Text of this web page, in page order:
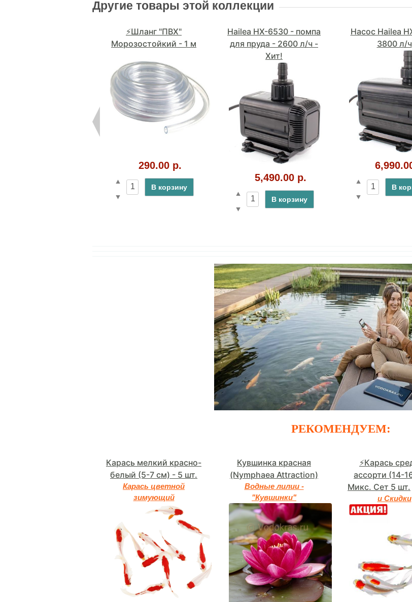
Другие товары этой коллекции
⚡Шланг "ПВХ"
Морозостойкий - 1 м
290.00 р.
В корзину
Hailea HX-6530 - помпа
для пруда - 2600 л/ч -
Хит!
5,490.00 р.
В корзину
Насос Hailea
3800 л/ч
В
РЕКОМЕНДУЕМ:
Карась мелкий красно-
белый (5-7 см) - 5 шт.
Карась цветной
зимующий
Кувшинка красная
(Nymphaea Attraction)
Водные лилии -
"Кувшинки"
⚡Карась
ассорти (14-
Микс. Сет 5 шт.
и Скидки